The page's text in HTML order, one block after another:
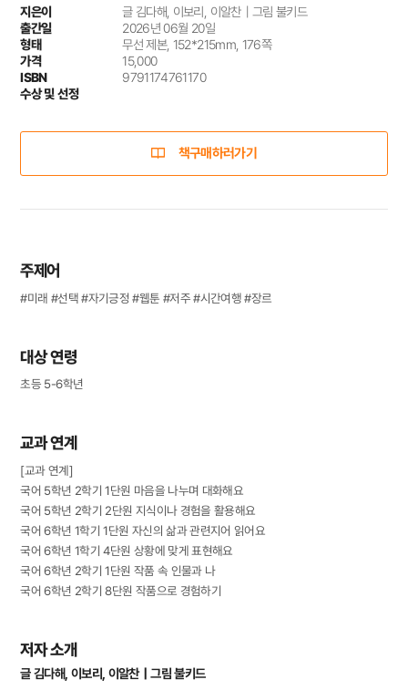
지은이 글 김다해, 이보리, 이알찬｜그림 불키드
출간일 2026년 06월 20일
형태 무선 제본, 152*215mm, 176쪽
가격 15,000
ISBN 9791174761170
수상 및 선정
책구매하러가기
주제어
#미래 #선택 #자기긍정 #웹툰 #저주 #시간여행 #장르
대상 연령
초등 5-6학년
교과 연계
[교과 연계]
국어 5학년 2학기 1단원 마음을 나누며 대화해요
국어 5학년 2학기 2단원 지식이나 경험을 활용해요
국어 6학년 1학기 1단원 자신의 삶과 관련지어 읽어요
국어 6학년 1학기 4단원 상황에 맞게 표현해요
국어 6학년 2학기 1단원 작품 속 인물과 나
국어 6학년 2학기 8단원 작품으로 경험하기
저자 소개
글 김다해, 이보리, 이알찬｜그림 불키드